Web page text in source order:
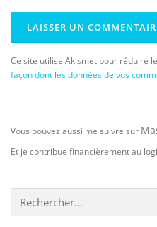
Ce site utilise Akismet pour réduire
façon dont les données de vos
Vous pouvez aussi me suivre sur
Et je contribue financièrement au